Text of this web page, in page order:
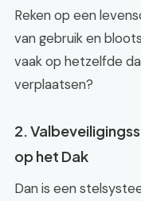
Reken op een
van gebruik en
vaak op hetzelfde
verplaatsen?
2.
op het Dak
Dan is een